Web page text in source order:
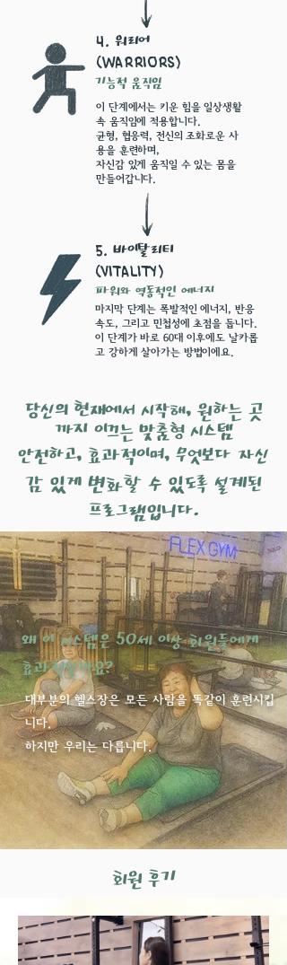
4.워리어
(Warriors)
기능적 움직임
이 단계에서는 키운 힘을 일상생활
속 움직임에 적용합니다.
균형, 협응력, 전신의 조화로운 사
용을 훈련하며,
자신감 있게 움직일 수 있는 몸을
만들어갑니다.
5.바이탈리티
(Vitality)
마지막 단계는 폭발적인 에너지, 반응
속도, 그리고 민첩성에 초점을 둡니다.
이 단계가 바로 60대 이후에도 날카롭
고 강하게 살아가는 방법이에요.
파워와 역동적인 에너지
당신의 현재에서 시작해, 원하는 곳
까지 이끄는 맞춤형 시스템
안전하고, 효과적이며, 무엇보다 자신
감 있게 변화할 수 있도록 설계된
프로그램입니다.
왜 이 시스템은 50세 이상 회원들에게
효과적일까요?
대부분의 헬스장은 모든 사람을 똑같이 훈련시킵
니다.
하지만 우리는 다릅니다.
회원 후기